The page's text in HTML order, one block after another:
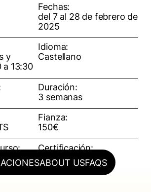
ABOUT USFAQS
Fechas:
del 7 al 28 de febrero de
2025
y
a 13:30
Idioma:
Castellano
Duración:
3 semanas
Fianza:
150€
Certificación:
OFF ESCAC (título
propio)